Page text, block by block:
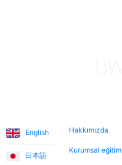
English
日本語
Hakkımızda
Kurumsal eğitim